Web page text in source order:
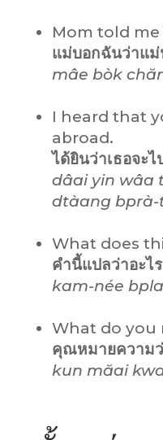
Mom told me
แม่บอกฉันว่าแม่
mâe bòk
I heard that
abroad.
ได้ยินว่าเธอจะไ
dâai yin wâa
dtàang
What does
คำนี้แปลว่าอะไร
kam-née
What do you
คุณหมายความว่
kun măai